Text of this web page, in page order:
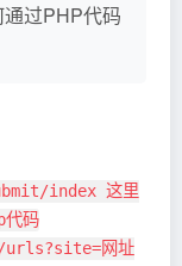
过PHP代码
index 这里
码
网址